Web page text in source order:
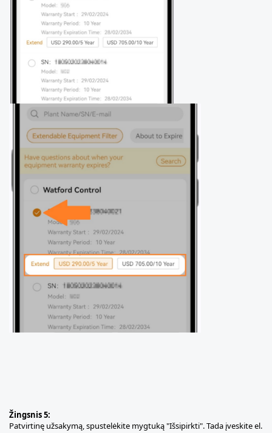
Žingsnis 5:
Patvirtinę užsakymą, spustelėkite mygtuką "Išsipirkti".Tada įveskite el.